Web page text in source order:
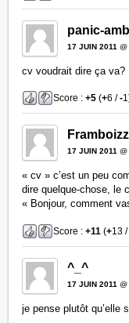
panic-
17 JUIN 2011
cv voudrait dire ça va?
Score :+5 (+6 /-
17 JUIN 2011
« cv » c’est un peu
dire quelque-chose, le
« Bonjour, comment
Score :+11 (+13
^_^
17 JUIN 2011
je pense plutôt qu’elle